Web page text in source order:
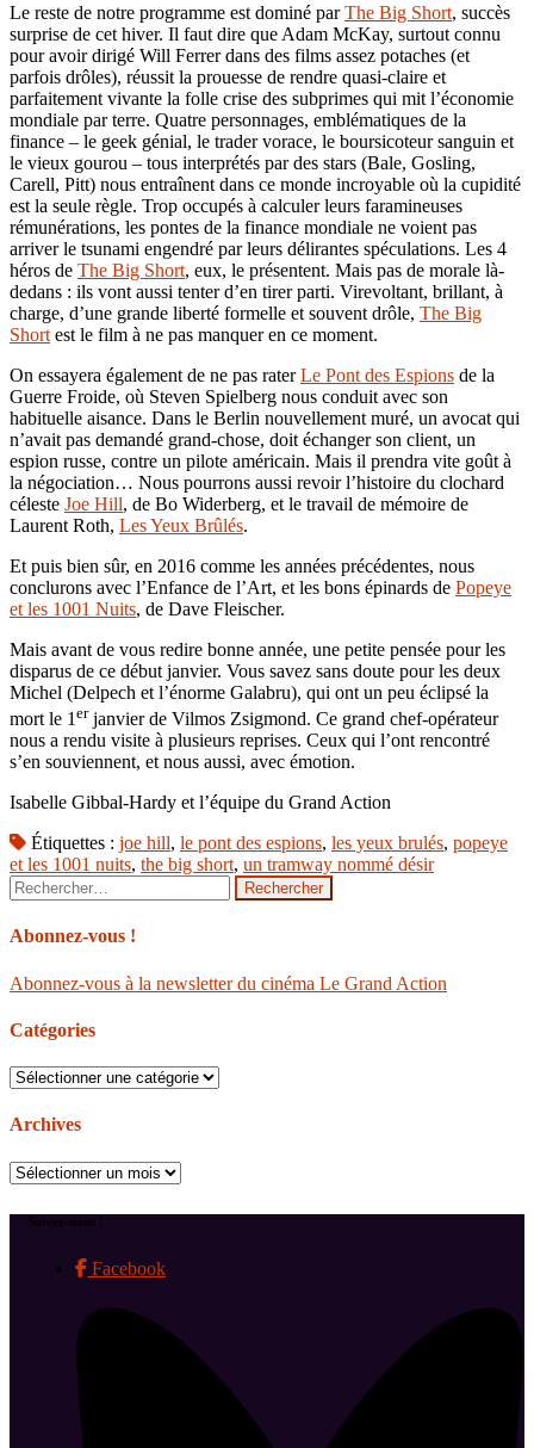
Le reste de notre programme est dominé parThe Big Short, succès
surprise de cet hiver. Il faut dire que Adam McKay, surtout connu
pour avoir dirigé Will Ferrer dans des films assez potaches (et
parfois drôles), réussit la prouesse de rendre quasi-claire et
parfaitement vivante la folle crise des subprimes qui mit l’économie
mondiale par terre. Quatre personnages, emblématiques de la
finance – le geek génial, le trader vorace, le boursicoteur sanguin et
le vieux gourou – tous interprétés par des stars (Bale, Gosling,
Carell, Pitt) nous entraînent dans ce monde incroyable où la cupidité
est la seule règle. Trop occupés à calculer leurs faramineuses
rémunérations, les pontes de la finance mondiale ne voient pas
arriver le tsunami engendré par leurs délirantes spéculations. Les 4
héros de The Big Short, eux, le présentent. Mais pas de morale là-
dedans : ils vont aussi tenter d’en tirer parti. Virevoltant, brillant, à
charge, d’une grande liberté formelle et souvent drôle, The Big
Short est le film à ne pas manquer en ce moment.
On essayera également de ne pas raterLe Pont des Espions de la
Guerre Froide, où Steven Spielberg nous conduit avec son
habituelle aisance. Dans le Berlin nouvellement muré, un avocat qui
n’avait pas demandé grand-chose, doit échanger son client, un
espion russe, contre un pilote américain. Mais il prendra vite goût à
la négociation… Nous pourrons aussi revoir l’histoire du clochard
céleste Joe Hill, de Bo Widerberg, et le travail de mémoire de
Laurent Roth, Les Yeux Brûlés.
Et puis bien sûr, en 2016 comme les années précédentes, nous
conclurons avec l’Enfance de l’Art, et les bons épinards de Popeye
et les 1001 Nuits, de Dave Fleischer.
Mais avant de vous redire bonne année, une petite pensée pour les
disparus de ce début janvier. Vous savez sans doute pour les deux
Michel (Delpech et l’énorme Galabru), qui ont un peu éclipsé la
mort le 1 erjanvier de Vilmos Zsigmond. Ce grand chef-opérateur
nous a rendu visite à plusieurs reprises. Ceux qui l’ont rencontré
s’en souviennent, et nous aussi, avec émotion.
Isabelle Gibbal-Hardy et l’équipe du Grand Action
Étiquettes : joe hill, le pont des espions, les yeux brulés, popeye
et les 1001 nuits, the big short, un tramway nommé désir
Rechercher :
Abonnez-vous !
Abonnez-vous à la newsletter du cinéma Le Grand Action
Catégories
Catégories
Archives
Archives
Suivez-nous !
Facebook